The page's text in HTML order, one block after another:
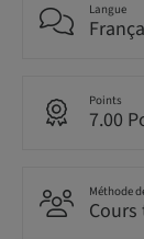
Langue
Points
7.00
Méthode